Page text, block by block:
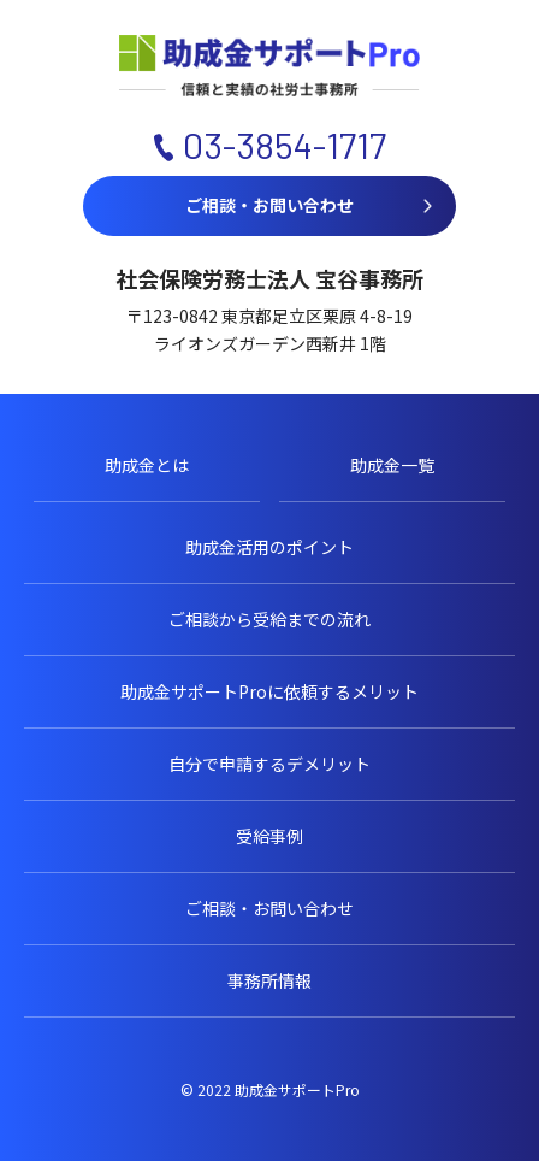
03-3854-1717
ご相談・お問い合わせ
社会保険労務士法人 宝谷事務所
〒123-0842 東京都足立区栗原 4-8-19
ライオンズガーデン西新井 1階
助成金とは 助成金一覧
助成金活用のポイント
ご相談から受給までの流れ
助成金サポートProに依頼するメリット
自分で申請するデメリット
受給事例
ご相談・お問い合わせ
事務所情報
© 2022 助成金サポートPro